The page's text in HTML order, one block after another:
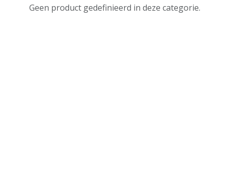
Geen product gedefinieerd in deze categorie.